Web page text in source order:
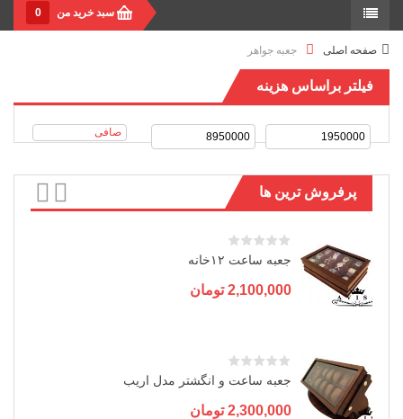
سبد خرید من 0
صفحه اصلی جعبه جواهر
فیلتر براساس هزینه
صافی
پرفروش ترین ها
جعبه ساعت ۱۲خانه
2,100,000 تومان
جعبه ساعت و انگشتر مدل اریب
2,300,000 تومان